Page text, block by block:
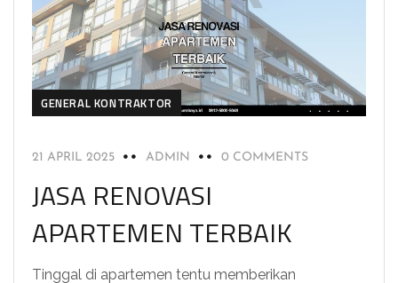
GENERAL KONTRAKTOR
21 APRIL 2025 ADMIN 0 COMMENTS
JASA RENOVASI
APARTEMEN TERBAIK
Tinggal di apartemen tentu memberikan